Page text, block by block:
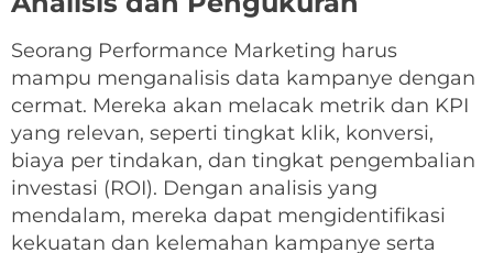
Seorang Performance Marketing harus
mampu menganalisis data kampanye dengan
cermat. Mereka akan melacak metrik dan KPI
yang relevan, seperti tingkat klik, konversi,
biaya per tindakan, dan tingkat pengembalian
investasi (ROI). Dengan analisis yang
mendalam, mereka dapat mengidentifikasi
kekuatan dan kelemahan kampanye serta